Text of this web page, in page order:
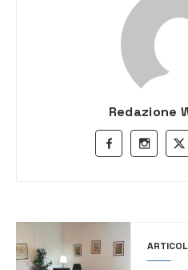
Redazione